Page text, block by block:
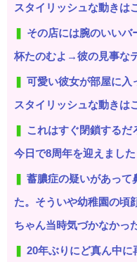
スタイリッシュな動きは
その店には腕のいいバ
杯たのむよ→彼の見事な
可愛い彼女が部屋に
スタイリッシュな動きは
これはすぐ閉鎖する
今日で8周年を迎えました
蓄膿症の疑いがあって
た。そういや幼稚園の頃
ちゃん当時気づかなかっ
20年ぶりにど真ん中